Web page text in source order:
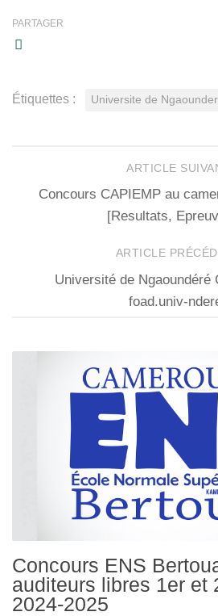
PARTAGER
Étiquettes : Universite de
ARTICLE
Concours CAPIEMP au
[Resultats,
ARTICLE
Université de Ngaoundéré
foad.univ-
Concours ENS
auditeurs libres 1er et
2024-2025